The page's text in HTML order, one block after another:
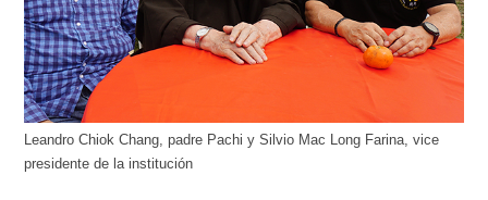
Leandro Chiok Chang, padre Pachi y Silvio Mac Long Farina, vice
presidente de la institución